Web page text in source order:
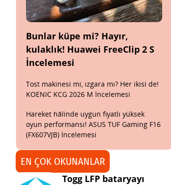
Bunlar küpe mi? Hayır,
kulaklık! Huawei FreeClip 2 S
İncelemesi
Tost makinesi mi, ızgara mı? Her ikisi de!
KOENIC KCG 2026 M İncelemesi
Hareket hâlinde uygun fiyatlı yüksek
oyun performansı! ASUS TUF Gaming F16
(FX607VJB) İncelemesi
EN ÇOK OKUNANLAR
Togg LFP bataryayı